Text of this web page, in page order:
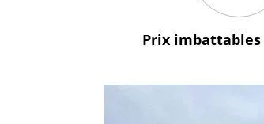
Prix imbattables